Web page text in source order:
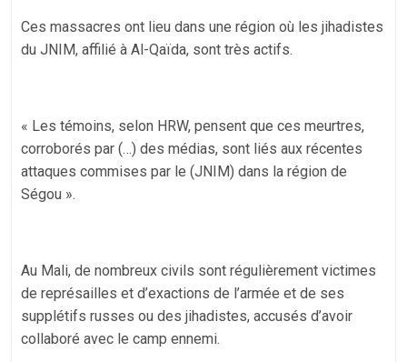
Ces massacres ont lieu dans une région où les jihadistes
du JNIM, affilié à Al-Qaïda, sont très actifs.
« Les témoins, selon HRW, pensent que ces meurtres,
corroborés par (…) des médias, sont liés aux récentes
attaques commises par le (JNIM) dans la région de
Ségou ».
Au Mali, de nombreux civils sont régulièrement victimes
de représailles et d’exactions de l’armée et de ses
supplétifs russes ou des jihadistes, accusés d’avoir
collaboré avec le camp ennemi.